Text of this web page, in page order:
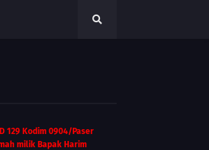
129 Kodim 0904/Paser
milik Bapak Harim